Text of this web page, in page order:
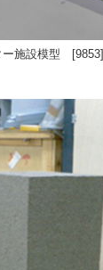
ー施設模型 [9853]